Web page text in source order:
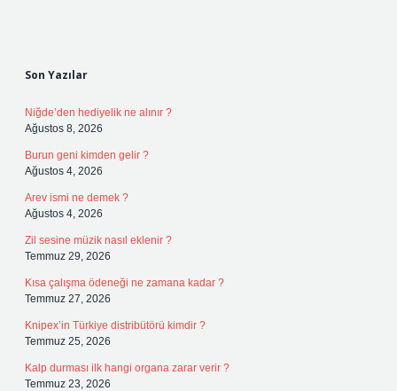
Son Yazılar
Niğde’den hediyelik ne alınır ?
Ağustos 8, 2026
Burun geni kimden gelir ?
Ağustos 4, 2026
Arev ismi ne demek ?
Ağustos 4, 2026
Zil sesine müzik nasıl eklenir ?
Temmuz 29, 2026
Kısa çalışma ödeneği ne zamana kadar ?
Temmuz 27, 2026
Knipex’in Türkiye distribütörü kimdir ?
Temmuz 25, 2026
Kalp durması ilk hangi organa zarar verir ?
Temmuz 23, 2026